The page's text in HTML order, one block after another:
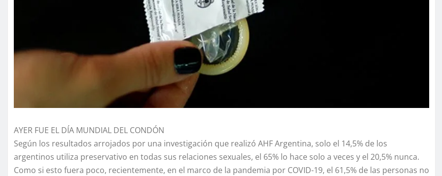
AYER FUE EL DÍA MUNDIAL DEL CONDÓN
Según los resultados arrojados por una investigación que realizó AHF Argentina, solo el 14,5% de los
argentinos utiliza preservativo en todas sus relaciones sexuales, el 65% lo hace solo a veces y el 20,5% nunca.
Como si esto fuera poco, recientemente, en el marco de la pandemia por COVID-19, el 61,5% de las personas no